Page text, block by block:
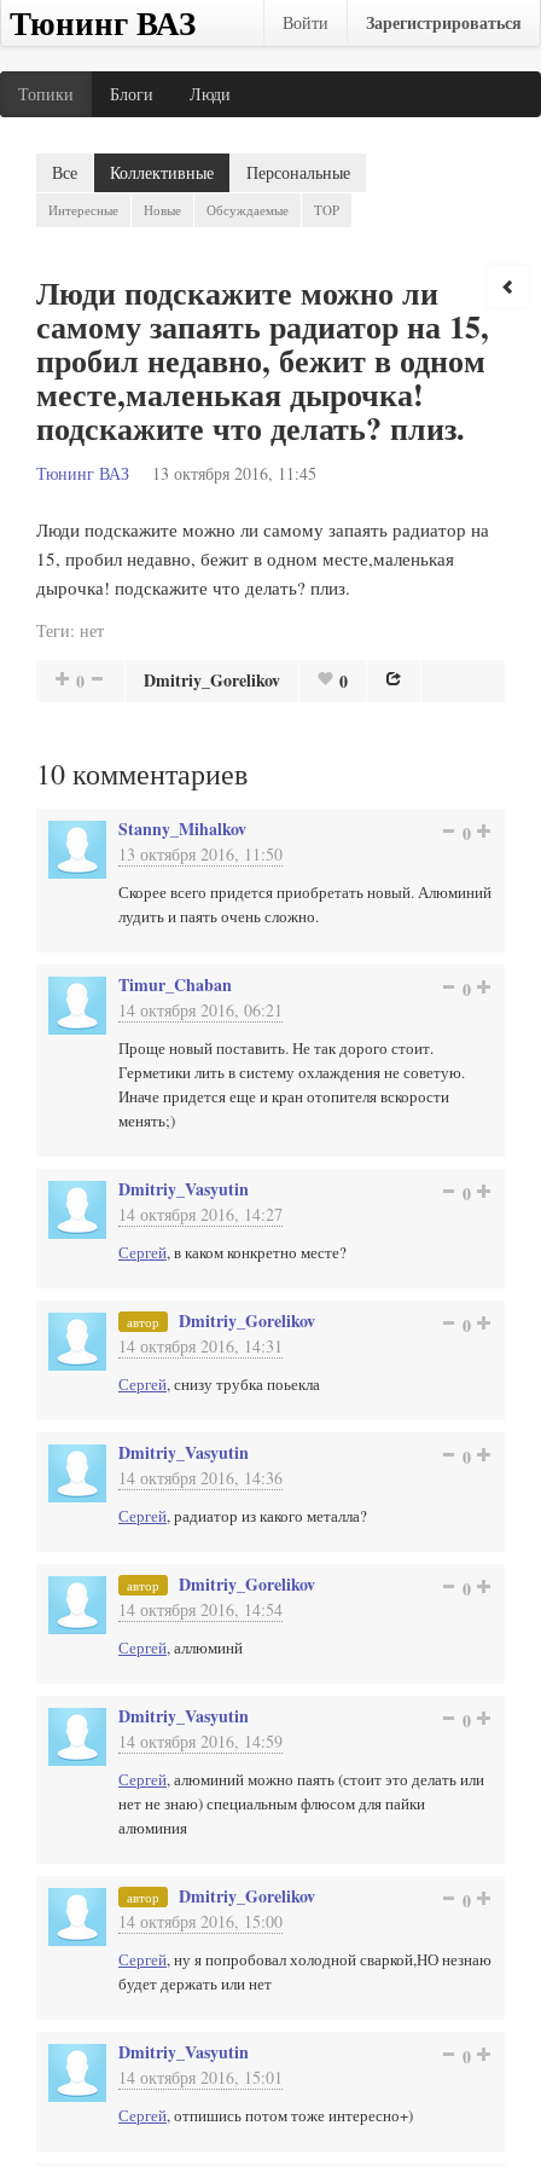
Тюнинг ВАЗ Войти Зарегистрироваться
Топики Блоги Люди
Все Коллективные Персональные
Интересные Новые Обсуждаемые TOP
Люди подскажите можно ли
самому запаять радиатор на 15,
пробил недавно, бежит в одном
месте,маленькая дырочка!
подскажите что делать? плиз.
Тюнинг ВАЗ 13 октября 2016, 11:45
Люди подскажите можно ли самому запаять радиатор на
15, пробил недавно, бежит в одном месте,маленькая
дырочка! подскажите что делать? плиз.
Теги: нет
0 Dmitriy_Gorelikov 0
10комментариев
Stanny_Mihalkov
13 октября 2016, 11:50
0
Скорее всего придется приобретать новый. Алюминий
лудить и паять очень сложно.
Timur_Chaban
14 октября 2016, 06:21
0
Проще новый поставить. Не так дорого стоит.
Герметики лить в систему охлаждения не советую.
Иначе придется еще и кран отопителя вскорости
менять;)
Dmitriy_Vasyutin
14 октября 2016, 14:27
0
Сергей, в каком конкретно месте?
автор Dmitriy_Gorelikov
14 октября 2016, 14:31
0
Сергей, снизу трубка поьекла
Dmitriy_Vasyutin
14 октября 2016, 14:36
0
Сергей, радиатор из какого металла?
автор Dmitriy_Gorelikov
14 октября 2016, 14:54
0
Сергей, аллюминй
Dmitriy_Vasyutin
14 октября 2016, 14:59
0
Сергей, алюминий можно паять (стоит это делать или
нет не знаю) специальным флюсом для пайки
алюминия
автор Dmitriy_Gorelikov
14 октября 2016, 15:00
0
Сергей, ну я попробовал холодной сваркой,НО незнаю
будет держать или нет
Dmitriy_Vasyutin
14 октября 2016, 15:01
0
Сергей, отпишись потом тоже интересно+)